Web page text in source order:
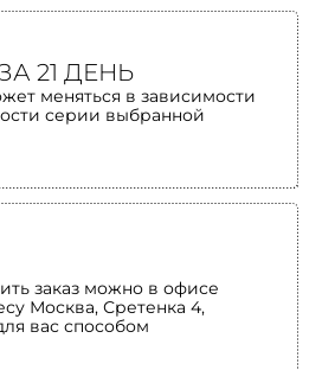
21 ДЕНЬ
меняться в зависимости
серии выбранной
заказ можно в офисе
Москва, Сретенка 4,
вас способом